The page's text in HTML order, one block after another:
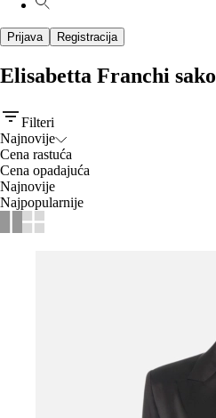
Prijava Registracija
Elisabetta Franchi
Filteri
Najnovije
Cena rastuća
Cena opadajuća
Najnovije
Najpopularnije